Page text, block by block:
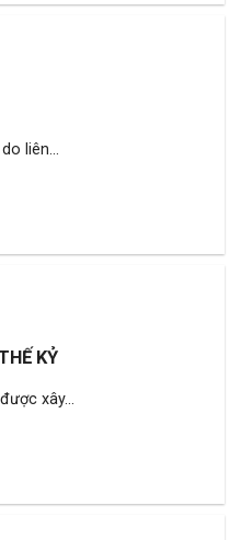
liên...
KỶ
xây...